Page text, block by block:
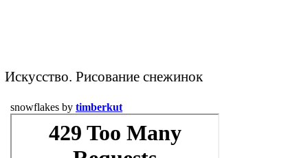
Искусство. Рисование снежинок